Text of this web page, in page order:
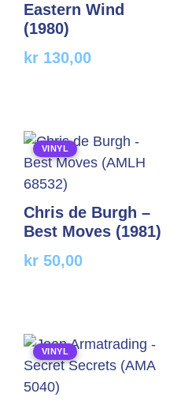
Eastern Wind
(1980)
kr 130,00
VINYL
Chris de Burgh –
Best Moves (1981)
kr 50,00
VINYL